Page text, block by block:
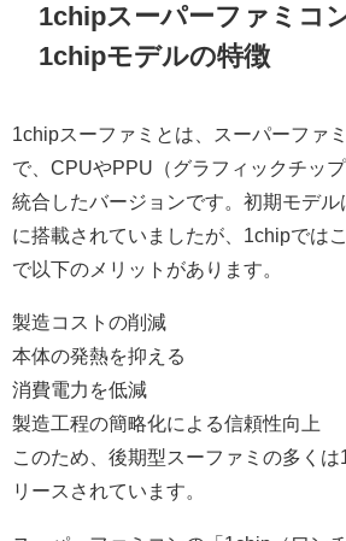
1chipスーパーファミコ
1chipモデルの特徴
1chipスーファミとは、スーパーファ
で、CPUやPPU（グラフィックチッ
統合したバージョンです。初期モデ
に搭載されていましたが、1chipでは
で以下のメリットがあります。
製造コストの削減
本体の発熱を抑える
消費電力を低減
製造工程の簡略化による信頼性向上
このため、後期型スーファミの多く
リースされています。